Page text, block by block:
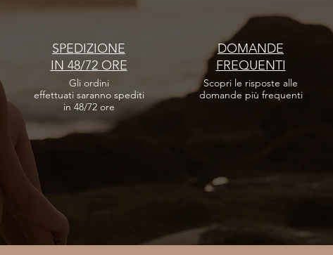
SPEDIZIONE
IN 48/72 ORE
Gli ordini
effettuati saranno spediti
in 48/72 ore
DOMANDE
FREQUENTI
Scopri le risposte alle
domande più frequenti